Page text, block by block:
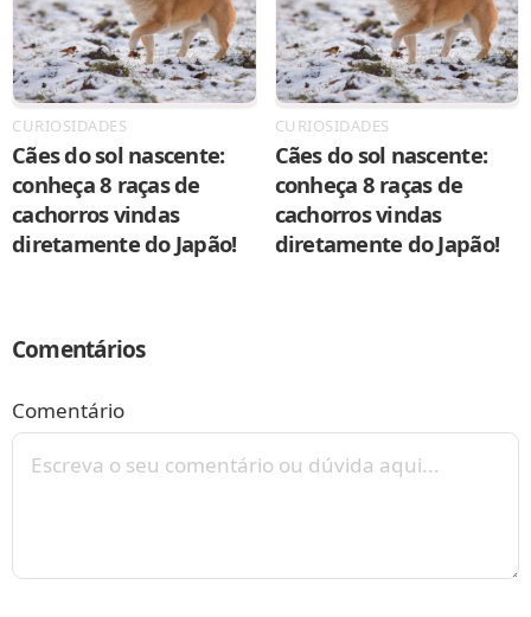
CURIOSIDADES
Cães do sol nascente:
conheça 8 raças de
cachorros vindas
diretamente do Japão!
CURIOSIDADES
Cães do sol nascente:
conheça 8 raças de
cachorros vindas
diretamente do Japão!
Comentários
Comentário